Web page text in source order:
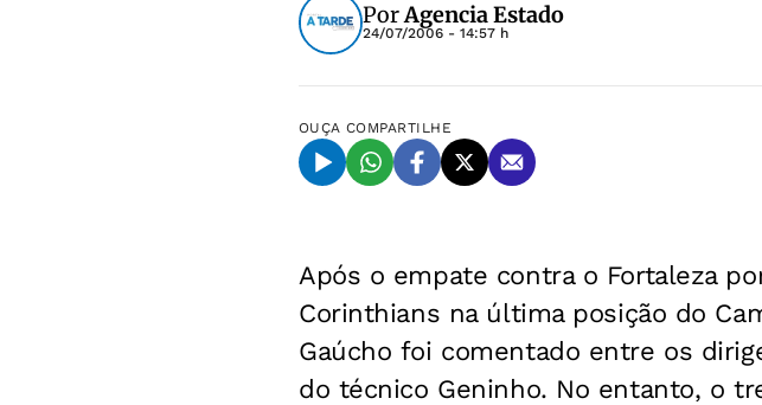
PorAgencia Estado
24/07/2006 - 14:57 h
OUÇA COMPARTILHE
Após o empate contra o Fortaleza
Corinthians na última posição do
Gaúcho foi comentado entre os
do técnico Geninho. No entanto, o